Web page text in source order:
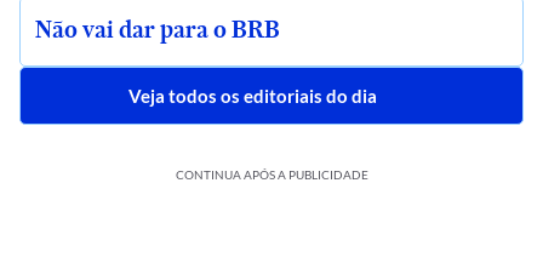
Não vai dar para o BRB
Veja todos os editoriais do dia
CONTINUA APÓS A PUBLICIDADE